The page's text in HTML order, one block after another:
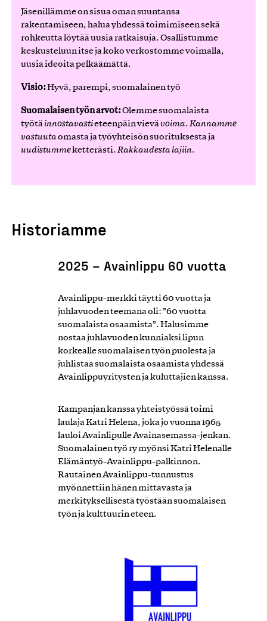
Jäsenillämme on sisua oman suuntansa
rakentamiseen, halua yhdessä toimimiseen sekä
rohkeutta löytää uusia ratkaisuja. Osallistumme
keskusteluun itse ja koko verkostomme voimalla,
uusia ideoita pelkäämättä.
Visio:Hyvä, parempi, suomalainen työ
Suomalaisen työn arvot:Olemme suomalaista
työtä innostavastieteenpäin vievävoima. Kannamme
vastuutaomasta ja työyhteisön suorituksesta ja
uudistummeketterästi. Rakkaudesta lajiin.
Historiamme
2020–
2000–2009
1970–1999
1940–1969
1910–1939
2025 – Avainlippu 60 vuotta
Avainlippu-merkki täytti 60 vuotta ja
juhlavuoden teemana oli: ”60 vuotta
suomalaista osaamista”. Halusimme
nostaa juhlavuoden kunniaksi lipun
korkealle suomalaisen työn puolesta ja
juhlistaa suomalaista osaamista yhdessä
Avainlippuyritysten ja kuluttajien kanssa.
Kampanjan kanssa yhteistyössä toimi
laulaja Katri Helena, joka jo vuonna 1965
lauloi Avainlipulle Avainasemassa-jenkan.
Suomalainen työ ry myönsi Katri Helenalle
Elämäntyö-Avainlippu-palkinnon.
Rautainen Avainlippu-tunnustus
myönnettiin hänen mittavasta ja
merkityksellisestä työstään suomalaisen
työn ja kulttuurin eteen.